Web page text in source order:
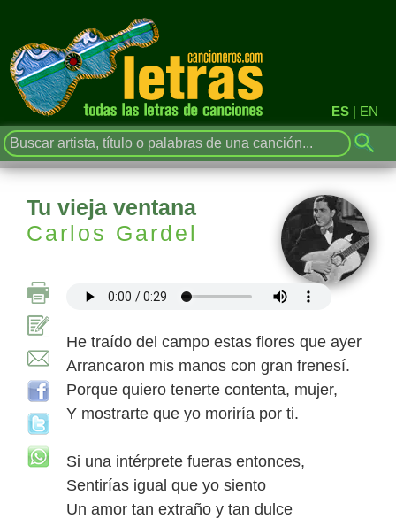
ES | EN
Tu vieja ventana
Carlos Gardel
He traído del campo estas flores que ayer
Arrancaron mis manos con gran frenesí.
Porque quiero tenerte contenta, mujer,
Y mostrarte que yo moriría por ti.
Si una intérprete fueras entonces,
Sentirías igual que yo siento
Un amor tan extraño y tan dulce